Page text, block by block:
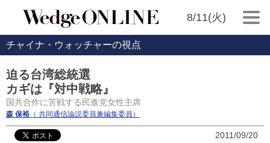
8/11(火)
チャイナ・ウォッチャーの視点
迫る台湾総統選
カギは『対中戦略』
国共合作に苦戦する民進党女性主席
森 保裕 （ 共同通信論説委員兼編集委員）
2011/09/20